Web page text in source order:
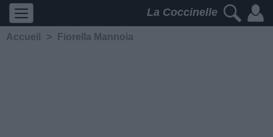
La Coccinelle
Accueil > Fiorella Mannoia